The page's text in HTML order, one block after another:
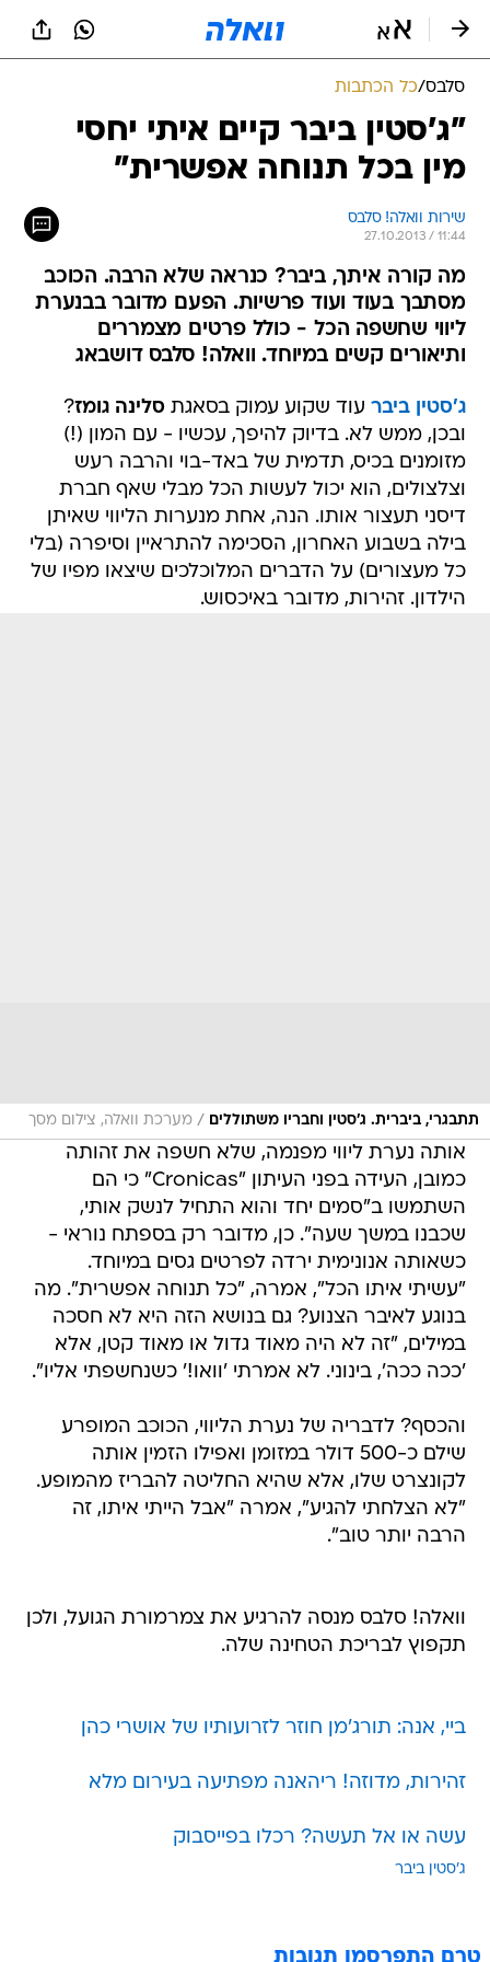
סלבס/כל הכתבות
"ג'סטין ביבר קיים איתי יחסי
מין בכל תנוחה אפשרית"
שירות וואלה! סלבס
27.10.2013 / 11:44
מה קורה איתך, ביבר? כנראה שלא הרבה. הכוכב
מסתבך בעוד ועוד פרשיות. הפעם מדובר בבנערת
ליווי שחשפה הכל - כולל פרטים מצמררים
ותיאורים קשים במיוחד. וואלה! סלבס דושבאג
ג'סטין ביבר עוד שקוע עמוק בסאגתסלינה גומז?
ובכן, ממש לא. בדיוק להיפך, עכשיו - עם המון (!)
מזומנים בכיס, תדמית של באד-בוי והרבה רעש
וצלצולים, הוא יכול לעשות הכל מבלי שאף חברת
דיסני תעצור אותו. הנה, אחת מנערות הליווי שאיתן
בילה בשבוע האחרון, הסכימה להתראיין וסיפרה (בלי
כל מעצורים) על הדברים המלוכלכים שיצאו מפיו של
הילדון. זהירות, מדובר באיכסוש.
תתבגרי, ביברית. ג'סטין וחבריו משתוללים / מערכת וואלה, צילום מסך
אותה נערת ליווי מפנמה, שלא חשפה את זהותה
כמובן, העידה בפני העיתון "Cronicas" כי הם
השתמשו ב"סמים יחד והוא התחיל לנשק אותי,
שכבנו במשך שעה". כן, מדובר רק בספתח נוראי -
כשאותה אנונימית ירדה לפרטים גסים במיוחד.
"עשיתי איתו הכל", אמרה, "כל תנוחה אפשרית". מה
בנוגע לאיבר הצנוע? גם בנושא הזה היא לא חסכה
במילים, "זה לא היה מאוד גדול או מאוד קטן, אלא
'ככה ככה', בינוני. לא אמרתי 'וואו!' כשנחשפתי אליו".
והכסף? לדבריה של נערת הליווי, הכוכב המופרע
שילם כ-500 דולר במזומן ואפילו הזמין אותה
לקונצרט שלו, אלא שהיא החליטה להבריז מהמופע.
"לא הצלחתי להגיע", אמרה "אבל הייתי איתו, זה
הרבה יותר טוב".
וואלה! סלבס מנסה להרגיע את צמרמורת הגועל, ולכן
תקפוץ לבריכת הטחינה שלה.
ביי, אנה: תורג'מן חוזר לזרועותיו של אושרי כהן
זהירות, מדוזה! ריהאנה מפתיעה בעירום מלא
עשה או אל תעשה? רכלו בפייסבוק
ג'סטין ביבר